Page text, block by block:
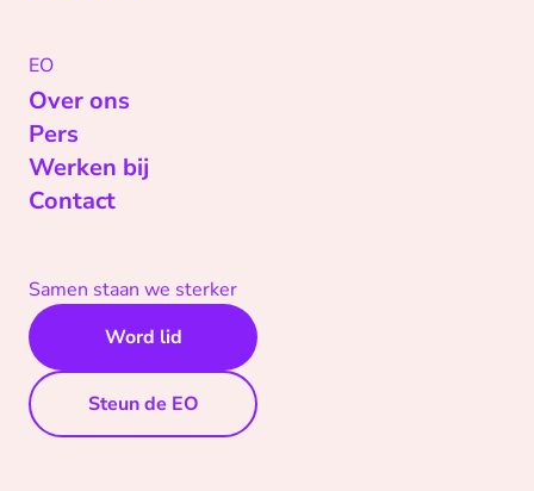
EO
Over ons
Pers
Werken bij
Contact
Samen staan we sterker
Word lid
Steun de EO